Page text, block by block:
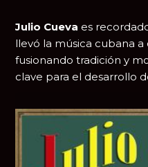
Julio Cueva es
llevó la música cubana
fusionando tradición y
clave para el desarrollo